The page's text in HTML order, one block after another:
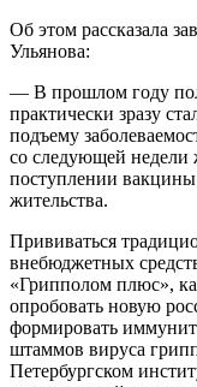
Об этом рассказала
Ульянова:
— В прошлом году
практически зразу
подъему
со следующей недели
поступлении
жительства.
Прививаться
внебюджетных
«Грипполом плюс»,
опробовать новую
формировать
штаммов вируса
Петербургском